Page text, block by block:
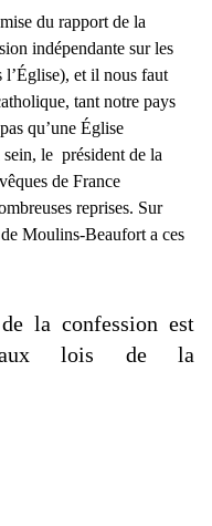
du rapport de la
indépendante sur les
l’Église), et il nous faut
tant notre pays
qu’une Église
le  président de la
de France
reprises. Sur
Moulins-Beaufort a ces
aux lois de la